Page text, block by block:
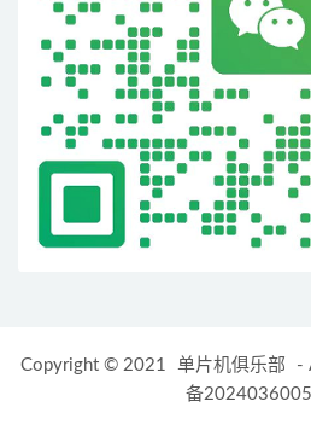
Copyright © 2021 单片机俱乐部 -
备